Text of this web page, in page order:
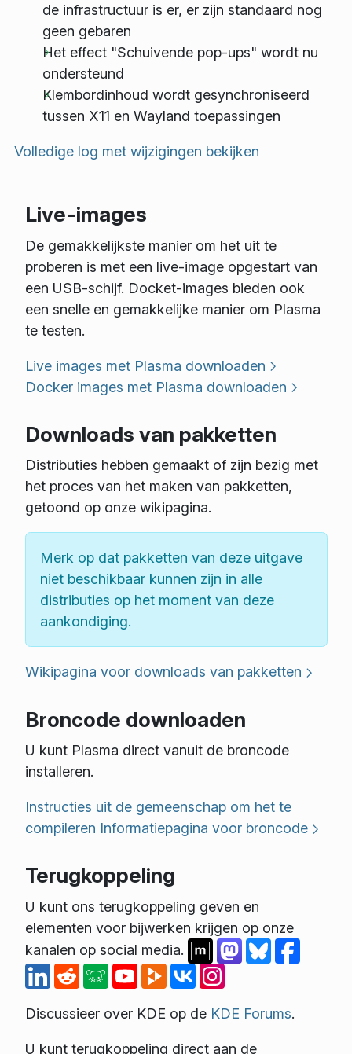
de infrastructuur is er, er zijn standaard nog
geen gebaren
Het effect "Schuivende pop-ups" wordt nu
ondersteund
Klembordinhoud wordt gesynchroniseerd
tussen X11 en Wayland toepassingen
Volledige log met wijzigingen bekijken
Live-images
De gemakkelijkste manier om het uit te
proberen is met een live-image opgestart van
een USB-schijf. Docket-images bieden ook
een snelle en gemakkelijke manier om Plasma
te testen.
Live images met Plasma downloaden
Docker images met Plasma downloaden
Downloads van pakketten
Distributies hebben gemaakt of zijn bezig met
het proces van het maken van pakketten,
getoond op onze wikipagina.
Merk op dat pakketten van deze uitgave
niet beschikbaar kunnen zijn in alle
distributies op het moment van deze
aankondiging.
Wikipagina voor downloads van pakketten
Broncode downloaden
U kunt Plasma direct vanuit de broncode
installeren.
Instructies uit de gemeenschap om het te
compileren Informatiepagina voor broncode
Terugkoppeling
U kunt ons terugkoppeling geven en
elementen voor bijwerken krijgen op onze
kanalen op social media.
Discussieer over KDE op de KDE Forums.
U kunt terugkoppeling direct aan de